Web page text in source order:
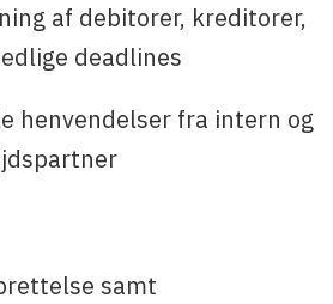
af debitorer, kreditorer,
deadlines
henvendelser fra intern og
samt